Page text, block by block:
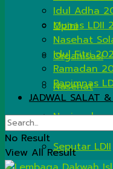
Opini
Organisasi
Nasehat
Nasional
Seputar LDII
Idul Adha
Munas LDII
Nasehat
Idul Fitri
Ramadan
Rapimnas
JADWAL SALAT
No Result
View All Result